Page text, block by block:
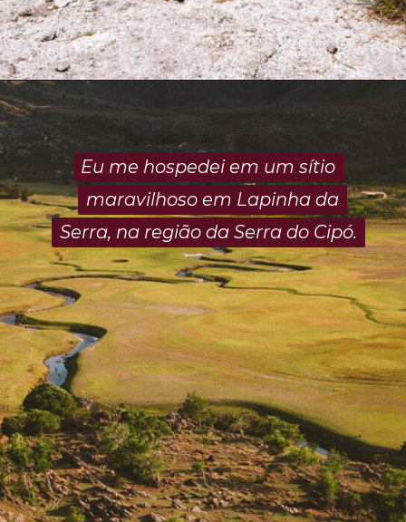
Opening
Eu me hospedei em um sítio
maravilhoso em Lapinha da
Serra, na região da Serra do Cipó.
Eu me hospedei em um sítio
maravilhoso em Lapinha da
Serra, na região da Serra do Cipó.